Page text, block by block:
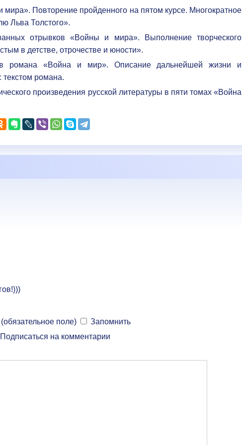
Повторение пройденного на пятом курсе. Многократное
Льва Толстого».
отрывков «Войны и мира». Выполнение творческого
в детстве, отрочестве и юности».
романа «Война и мир». Описание дальнейшей жизни и
текстом романа.
произведения русской литературы в пяти томах «Война
поле)
Запомнить
Подписаться на комментарии